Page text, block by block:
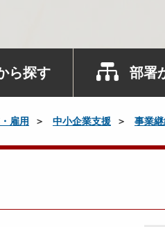
ら探す 部署
雇用 中小企業支援 事業継